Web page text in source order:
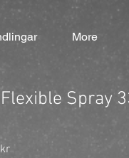
More
Flexible Spray
Pris